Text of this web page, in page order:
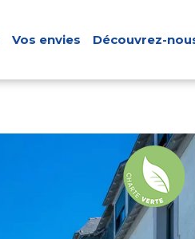
Vos envies Découvrez-